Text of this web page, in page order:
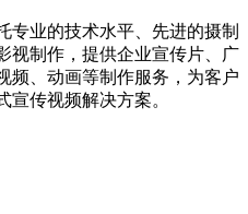
专业的技术水平、先进的摄制
视制作，提供企业宣传片、广
频、动画等制作服务，为客户
宣传视频解决方案。